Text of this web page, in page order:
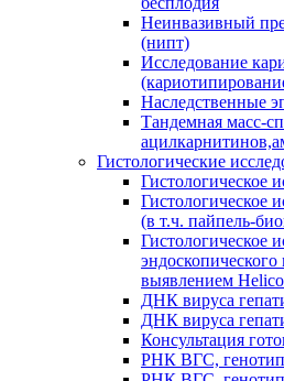
Неинвазивный
(нипт)
Исследование
Наследственные
Тандемная масс-
Гистологические
Гистологическое
Гистологическое
(в т.ч. пайпель-
Гистологическое
выявлением
ДНК вируса
ДНК вируса
Консультация
РНК ВГC, генотип